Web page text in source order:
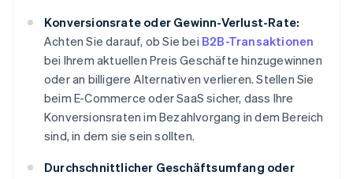
Konversionsrate oder Gewinn-Verlust-Rate:
Achten Sie darauf, ob Sie bei B2B-Transaktionen
bei Ihrem aktuellen Preis Geschäfte hinzugewinnen
oder an billigere Alternativen verlieren. Stellen Sie
beim E-Commerce oder SaaS sicher, dass Ihre
Konversionsraten im Bezahlvorgang in dem Bereich
sind, in dem sie sein sollten.
Durchschnittlicher Geschäftsumfang oder